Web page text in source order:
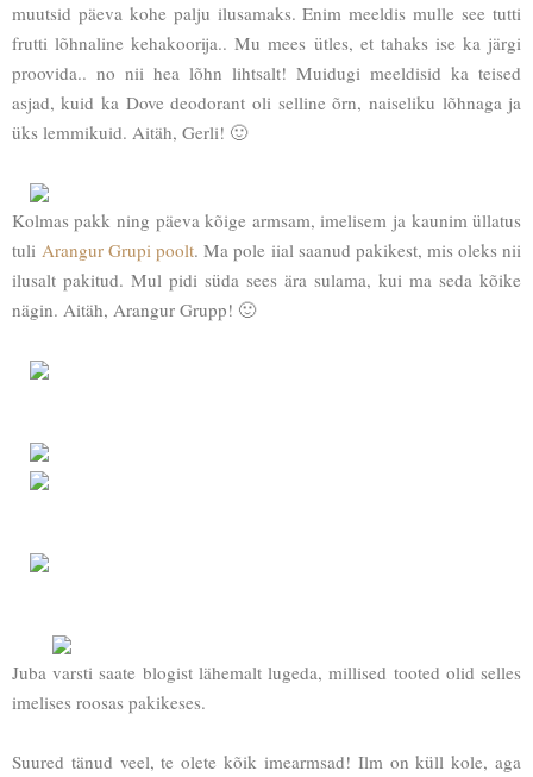
muutsid päeva kohe palju ilusamaks. Enim meeldis mulle see tutti
frutti lõhnaline kehakoorija.. Mu mees ütles, et tahaks ise ka järgi
proovida.. no nii hea lõhn lihtsalt! Muidugi meeldisid ka teised
asjad, kuid ka Dove deodorant oli selline õrn, naiseliku lõhnaga ja
üks lemmikuid. Aitäh, Gerli! 🙂
Kolmas pakk ning päeva kõige armsam, imelisem ja kaunim üllatus
tuli Arangur Grupi poolt. Ma pole iial saanud pakikest, mis oleks nii
ilusalt pakitud. Mul pidi süda sees ära sulama, kui ma seda kõike
nägin. Aitäh, Arangur Grupp! 🙂
Juba varsti saate blogist lähemalt lugeda, millised tooted olid selles
imelises roosas pakikeses.
Suured tänud veel, te olete kõik imearmsad! Ilm on küll kole, aga